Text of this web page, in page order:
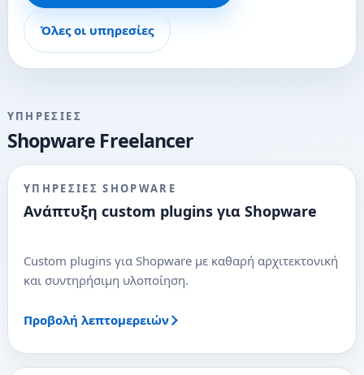
Όλες οι υπηρεσίες
ΥΠΗΡΕΣΊΕΣ
Shopware Freelancer
ΥΠΗΡΕΣΊΕΣ SHOPWARE
Ανάπτυξη custom plugins για Shopware
Custom plugins για Shopware με καθαρή αρχιτεκτονική
και συντηρήσιμη υλοποίηση.
Προβολή λεπτομερειών